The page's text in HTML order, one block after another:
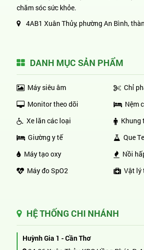
chăm sóc sức khỏe.
4AB1 Xuân Thủy, phường An Bình,
DANH MỤC SẢN PHẨM
Máy siêu âm
Monitor theo dõi
Xe lăn các loại
Giường y tế
Máy tạo oxy
Máy đo SpO2
Chỉ
Nệm
Khung
Que
Nồi
Vật lý
HỆ THỐNG CHI NHÁNH
Huỳnh Gia 1 - Cần Thơ